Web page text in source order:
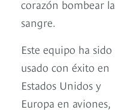
corazón bombear la
sangre.
Este equipo ha sido
usado con éxito en
Estados Unidos y
Europa en aviones,